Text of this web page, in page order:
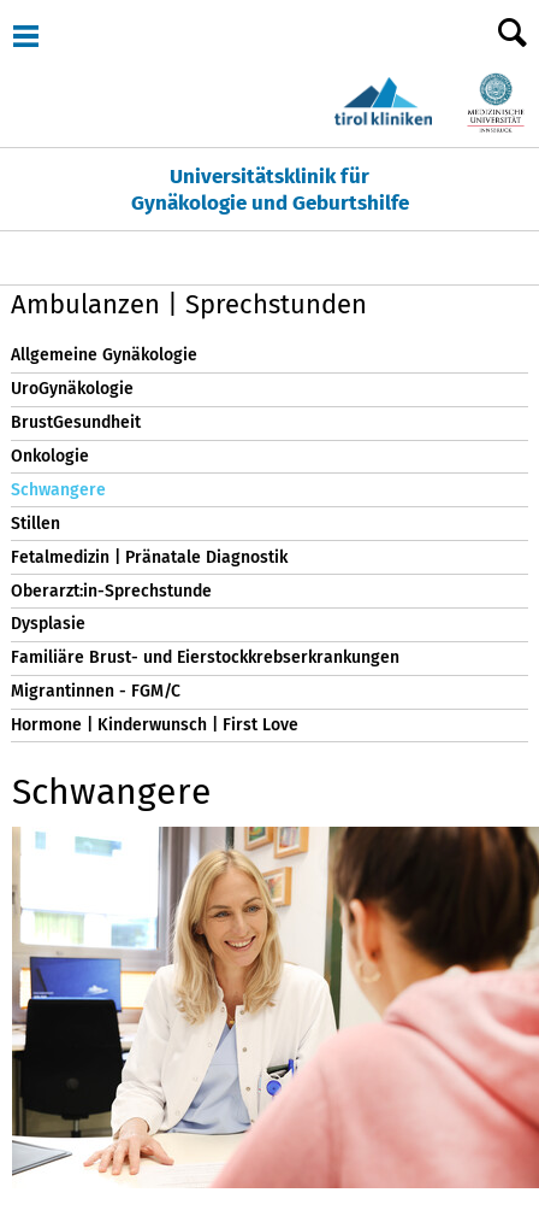
Universitätsklinik für
Gynäkologie und Geburtshilfe
Ambulanzen | Sprechstunden
Allgemeine Gynäkologie
UroGynäkologie
BrustGesundheit
Onkologie
Schwangere
Stillen
Fetalmedizin | Pränatale Diagnostik
Oberarzt:in-Sprechstunde
Dysplasie
Familiäre Brust- und Eierstockkrebserkrankungen
Migrantinnen - FGM/C
Hormone | Kinderwunsch | First Love
Schwangere